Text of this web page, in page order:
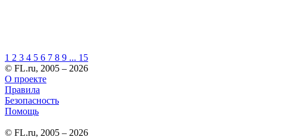
1 2 3 4 5 6 7 8 9 ... 15
© FL.ru, 2005 – 2026
О проекте
Правила
Безопасность
Помощь
© FL.ru, 2005 – 2026